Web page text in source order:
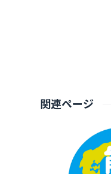
関連ページ